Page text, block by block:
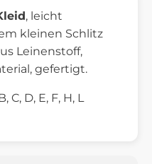
, leicht
kleinen Schlitz
Leinenstoff,
gefertigt.
C, D, E, F, H, L